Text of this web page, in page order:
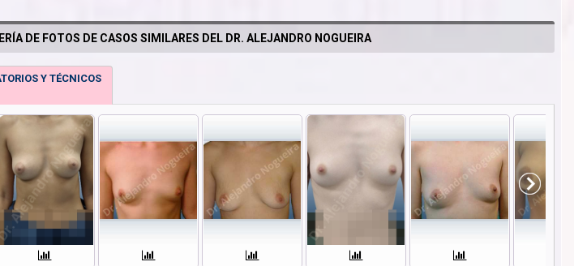
DE FOTOS DE CASOS SIMILARES DEL DR. ALEJANDRO NOGUEIRA
Y TÉCNICOS